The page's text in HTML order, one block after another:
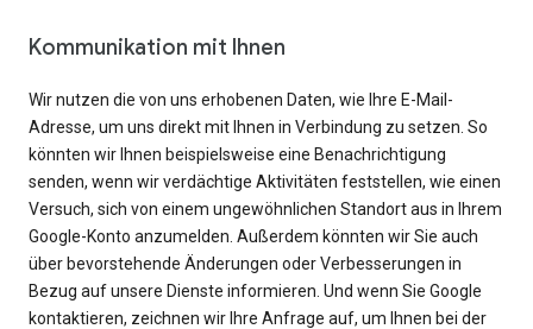
Kommunikation mit Ihnen
Wir nutzen die von uns erhobenen Daten, wie Ihre E-Mail-
Adresse, um uns direkt mit Ihnen in Verbindung zu setzen. So
könnten wir Ihnen beispielsweise eine Benachrichtigung
senden, wenn wir verdächtige Aktivitäten feststellen, wie einen
Versuch, sich von einem ungewöhnlichen Standort aus in Ihrem
Google-Konto anzumelden. Außerdem könnten wir Sie auch
über bevorstehende Änderungen oder Verbesserungen in
Bezug auf unsere Dienste informieren. Und wenn Sie Google
kontaktieren, zeichnen wir Ihre Anfrage auf, um Ihnen bei der